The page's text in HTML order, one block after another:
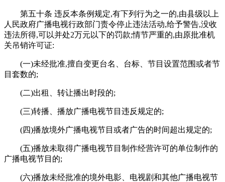
第五十条 违反本条例规定,有下列行为之一的,由县级以上
人民政府广播电视行政部门责令停止违法活动,给予警告,没收
违法所得,可以并处2万元以下的罚款;情节严重的,由原批准机
关吊销许可证:
(一)未经批准,擅自变更台名、台标、节目设置范围或者节
目套数的;
(二)出租、转让播出时段的;
(三)转播、播放广播电视节目违反规定的;
(四)播放境外广播电视节目或者广告的时间超出规定的;
(五)播放未取得广播电视节目制作经营许可的单位制作的
广播电视节目的;
(六)播放未经批准的境外电影、电视剧和其他广播电视节